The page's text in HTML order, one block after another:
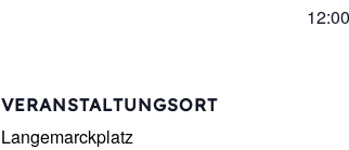
VERANSTALTUNGSORT
Langemarckplatz